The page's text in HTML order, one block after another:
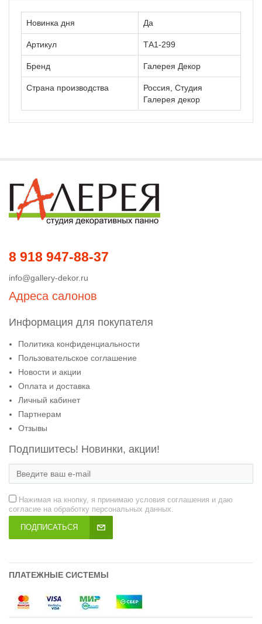
Новинка дня Да
Артикул ТА1-299
Бренд Галерея Декор
Страна производства
Россия, Студия
Галерея декор
8 918 947-88-37
info@gallery-dekor.ru
Адреса салонов
Информация для покупателя
Политика конфиденциальности
Пользовательское соглашение
Новости и акции
Оплата и доставка
Личный кабинет
Партнерам
Отзывы
Подпишитесь! Новинки, акции!
Нажимая на кнопку, я принимаю условия соглашения и даю
согласие на обработку персональных данных.
ПОДПИСАТЬСЯ
ПЛАТЕЖНЫЕ СИСТЕМЫ